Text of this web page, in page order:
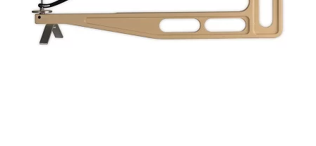
Contact